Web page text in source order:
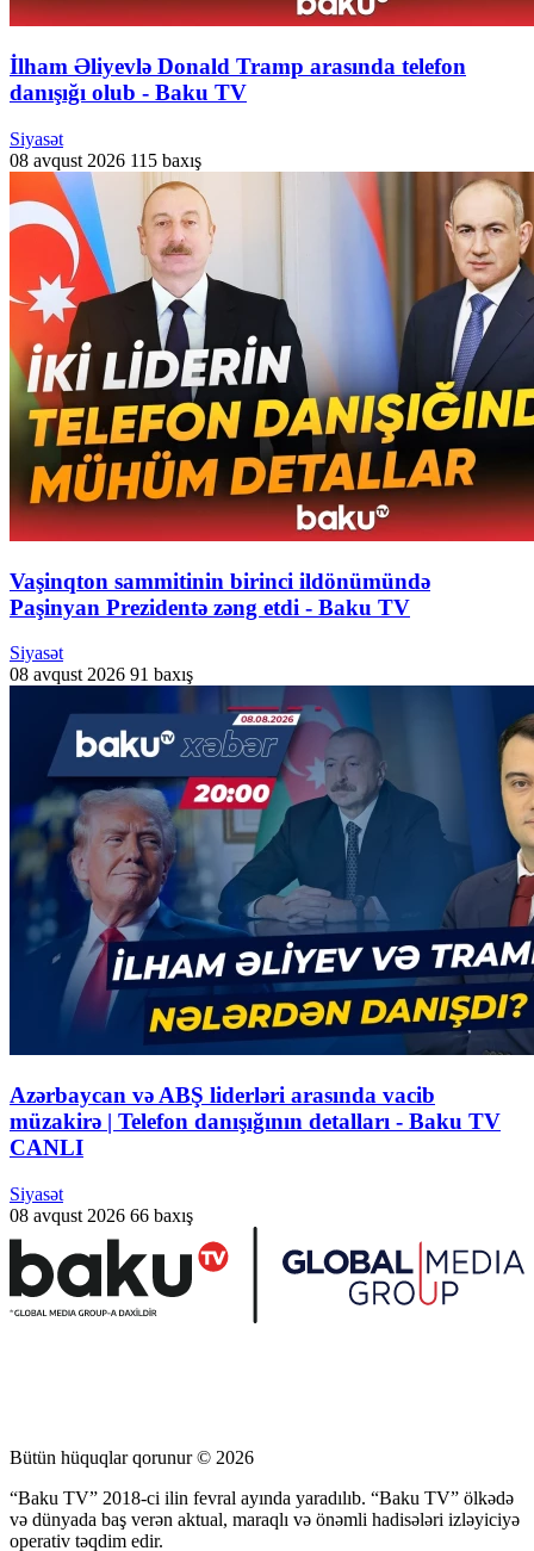
İlham Əliyevlə Donald Tramp arasında telefon
danışığı olub - Baku TV
Siyasət
08 avqust 2026 115 baxış
Vaşinqton sammitinin birinci ildönümündə
Paşinyan Prezidentə zəng etdi - Baku TV
Siyasət
08 avqust 2026 91 baxış
Azərbaycan və ABŞ liderləri arasında vacib
müzakirə | Telefon danışığının detalları - Baku TV
CANLI
Siyasət
08 avqust 2026 66 baxış
Bütün hüquqlar qorunur © 2026
“Baku TV” 2018-ci ilin fevral ayında yaradılıb. “Baku TV” ölkədə
və dünyada baş verən aktual, maraqlı və önəmli hadisələri izləyiciyə
operativ təqdim edir.